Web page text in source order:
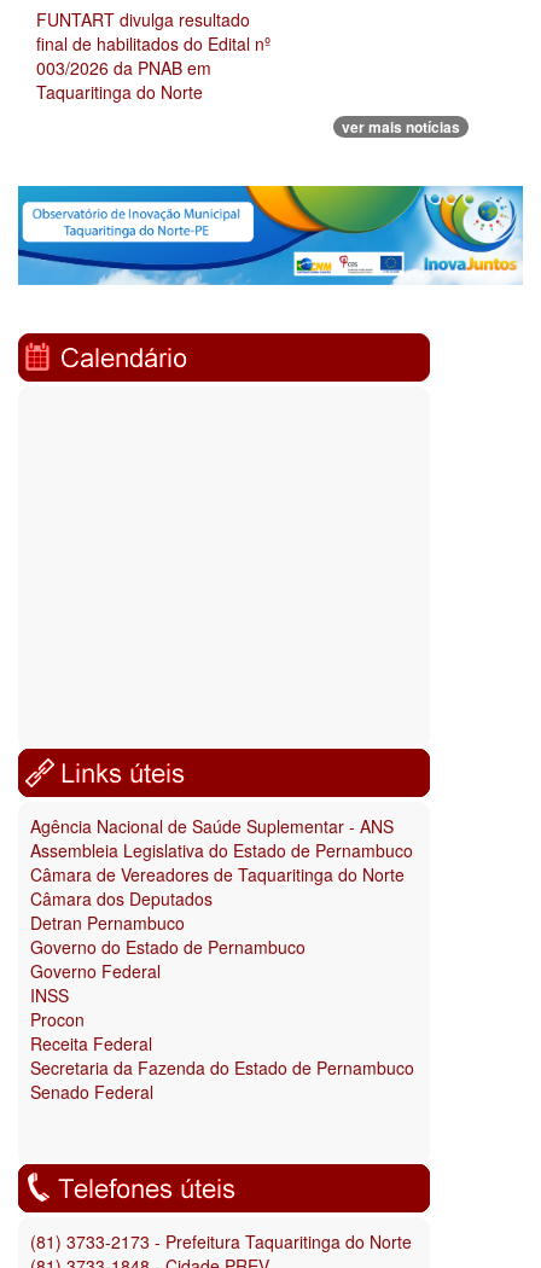
FUNTART divulga resultado
final de habilitados do Edital nº
003/2026 da PNAB em
Taquaritinga do Norte
ver mais notícias
Agência Nacional de Saúde Suplementar - ANS
Assembleia Legislativa do Estado de Pernambuco
Câmara de Vereadores de Taquaritinga do Norte
Câmara dos Deputados
Detran Pernambuco
Governo do Estado de Pernambuco
Governo Federal
INSS
Procon
Receita Federal
Secretaria da Fazenda do Estado de Pernambuco
Senado Federal
(81) 3733-2173 - Prefeitura Taquaritinga do Norte